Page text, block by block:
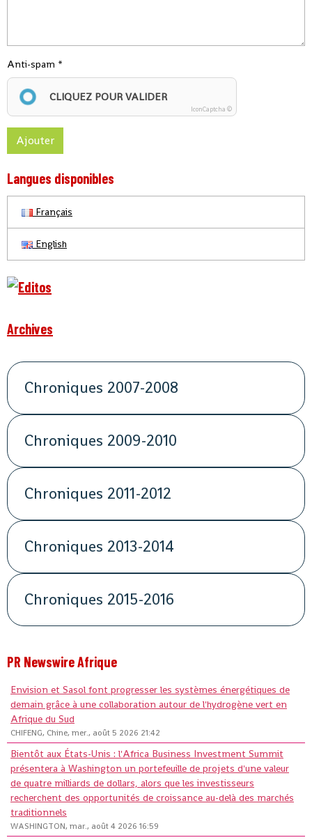
Anti-spam
CLIQUEZ POUR VALIDER
IconCaptcha ©
Ajouter
Langues disponibles
Français
English
Archives
Chroniques 2007-2008
Chroniques 2009-2010
Chroniques 2011-2012
Chroniques 2013-2014
Chroniques 2015-2016
PR Newswire Afrique
Envision et Sasol font progresser les systèmes énergétiques de
demain grâce à une collaboration autour de l'hydrogène vert en
Afrique du Sud
CHIFENG, Chine, mer., août 5 2026 21:42
Bientôt aux États-Unis : l'Africa Business Investment Summit
présentera à Washington un portefeuille de projets d'une valeur
de quatre milliards de dollars, alors que les investisseurs
recherchent des opportunités de croissance au-delà des marchés
traditionnels
WASHINGTON, mar., août 4 2026 16:59